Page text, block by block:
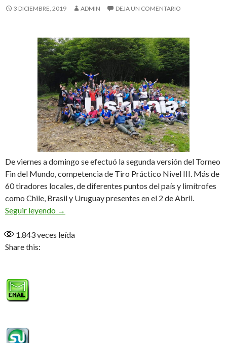
3 DICIEMBRE, 2019 ADMIN DEJA UN COMENTARIO
De viernes a domingo se efectuó la segunda versión del Torneo
Fin del Mundo, competencia de Tiro Práctico Nivel III. Más de
60 tiradores locales, de diferentes puntos del país y limítrofes
como Chile, Brasil y Uruguay presentes en el 2 de Abril.
Seguir leyendo Exitosa segunda edición
→
1.843veces leída
Share this: